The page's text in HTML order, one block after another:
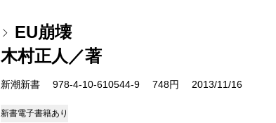
EU崩壊
木村正人／著
新潮新書 978-4-10-610544-9 748円 2013/11/16
新書電子書籍あり